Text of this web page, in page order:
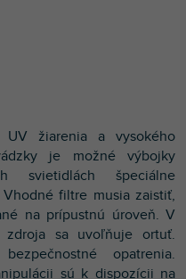
žiarenia a vysokého
je možné výbojky
svietidlách špeciálne
filtre musia zaistiť,
na prípustnú úroveň. V
zdroja sa uvoľňuje ortuť.
opatrenia.
sú k dispozícii na